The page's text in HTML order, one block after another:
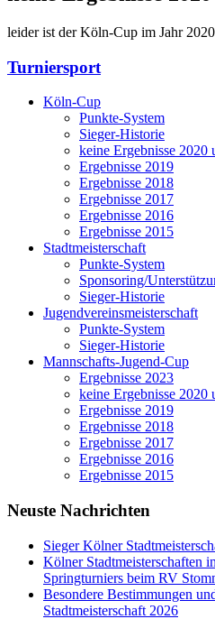
leider ist der Köln-Cup im Jahr
Turniersport
Köln-Cup
Punkte-System
Sieger-Historie
keine Ergebnisse 2020
Ergebnisse 2019
Ergebnisse 2018
Ergebnisse 2017
Ergebnisse 2016
Ergebnisse 2015
Stadtmeisterschaft
Punkte-System
Sponsoring/
Sieger-Historie
Jugendvereinsmeisterschaft
Punkte-System
Sieger-Historie
Mannschafts-Jugend-Cup
Ergebnisse 2023
keine Ergebnisse 2020
Ergebnisse 2019
Ergebnisse 2018
Ergebnisse 2017
Ergebnisse 2016
Ergebnisse 2015
Neuste Nachrichten
Sieger Kölner
Kölner Stadtmeisterschaften
Springturniers beim RV
Besondere Bestimmungen
Stadtmeisterschaft 2026